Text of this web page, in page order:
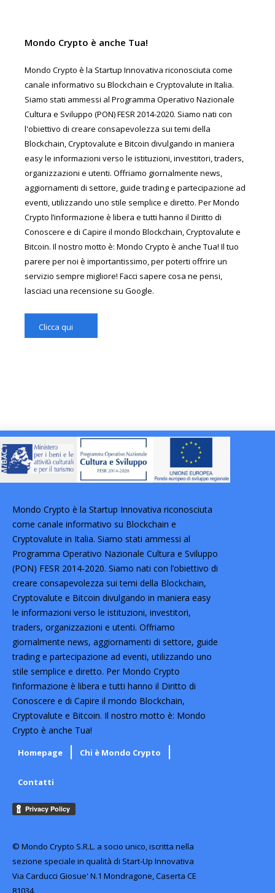
Mondo Crypto è anche Tua!
Mondo Crypto è la Startup Innovativa riconosciuta come
canale informativo su Blockchain e Cryptovalute in Italia.
Siamo stati ammessi al Programma Operativo Nazionale
Cultura e Sviluppo (PON) FESR 2014-2020. Siamo nati con
l'obiettivo di creare consapevolezza sui temi della
Blockchain, Cryptovalute e Bitcoin divulgando in maniera
easy le informazioni verso le istituzioni, investitori, traders,
organizzazioni e utenti. Offriamo giornalmente news,
aggiornamenti di settore, guide trading e partecipazione ad
eventi, utilizzando uno stile semplice e diretto. Per Mondo
Crypto l’informazione è libera e tutti hanno il Diritto di
Conoscere e di Capire il mondo Blockchain, Cryptovalute e
Bitcoin. Il nostro motto è: Mondo Crypto è anche Tua! Il tuo
parere per noi è importantissimo, per poterti offrire un
servizio sempre migliore! Facci sapere cosa ne pensi,
lasciaci una recensione su Google.
Clicca qui
Mondo Crypto è la Startup Innovativa riconosciuta
come canale informativo su Blockchain e
Cryptovalute in Italia. Siamo stati ammessi al
Programma Operativo Nazionale Cultura e Sviluppo
(PON) FESR 2014-2020. Siamo nati con l’obiettivo di
creare consapevolezza sui temi della Blockchain,
Cryptovalute e Bitcoin divulgando in maniera easy
le informazioni verso le istituzioni, investitori,
traders, organizzazioni e utenti. Offriamo
giornalmente news, aggiornamenti di settore, guide
trading e partecipazione ad eventi, utilizzando uno
stile semplice e diretto. Per Mondo Crypto
l’informazione è libera e tutti hanno il Diritto di
Conoscere e di Capire il mondo Blockchain,
Cryptovalute e Bitcoin. Il nostro motto è: Mondo
Crypto è anche Tua!
Homepage Chi è Mondo Crypto
Contatti
© Mondo Crypto S.R.L. a socio unico, iscritta nella
sezione speciale in qualità di Start-Up Innovativa
Via Carducci Giosue' N.1 Mondragone, Caserta CE
81034